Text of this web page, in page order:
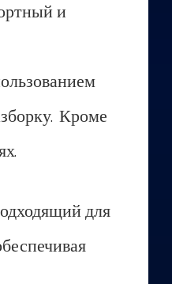
и
Кроме
для